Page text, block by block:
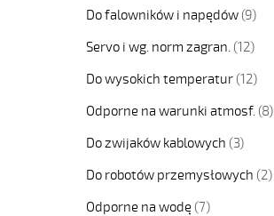
Do falowników i napędów (9)
Servo i wg. norm zagran. (12)
Do wysokich temperatur (12)
Odporne na warunki atmosf. (8)
Do zwijaków kablowych (3)
Do robotów przemysłowych (2)
Odporne na wodę (7)